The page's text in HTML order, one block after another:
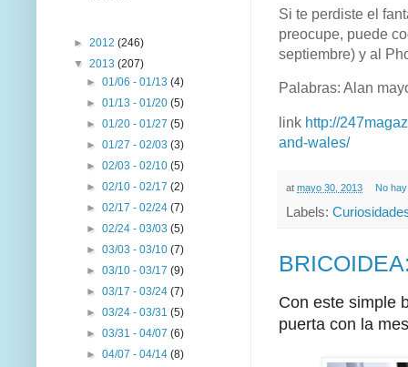
Si te perdiste el
preocupe, puede
septiembre) y al
Palabras: Alan
link http://
and-wales/
at mayo 30, 2013 No
Labels:
Con este simple
puerta con la
► 2012 (246)
▼ 2013 (207)
►01/06 - 01/13(4)
►01/13 - 01/20(5)
►01/20 - 01/27(5)
►01/27 - 02/03(3)
►02/03 - 02/10(5)
►02/10 - 02/17(2)
►02/17 - 02/24(7)
►02/24 - 03/03(5)
►03/03 - 03/10(7)
►03/10 - 03/17(9)
►03/17 - 03/24(7)
►03/24 - 03/31(5)
►03/31 - 04/07(6)
►04/07 - 04/14(8)